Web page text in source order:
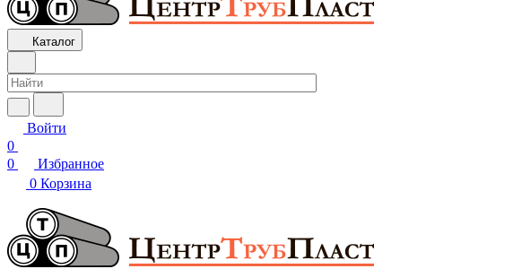
Каталог
Войти
0
0
Избранное
0 Корзина